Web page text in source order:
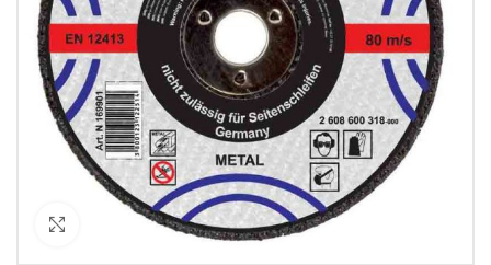
Кликнете за уголемяване